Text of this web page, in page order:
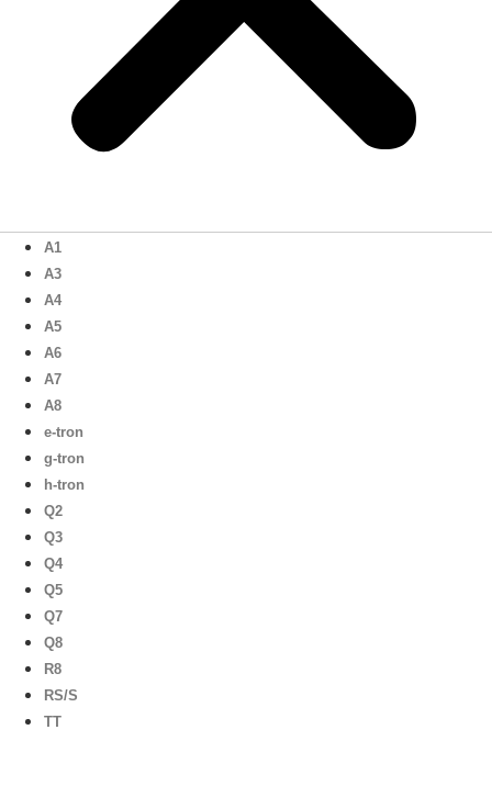
A1
A3
A4
A5
A6
A7
A8
e-tron
g-tron
h-tron
Q2
Q3
Q4
Q5
Q7
Q8
R8
RS/S
TT